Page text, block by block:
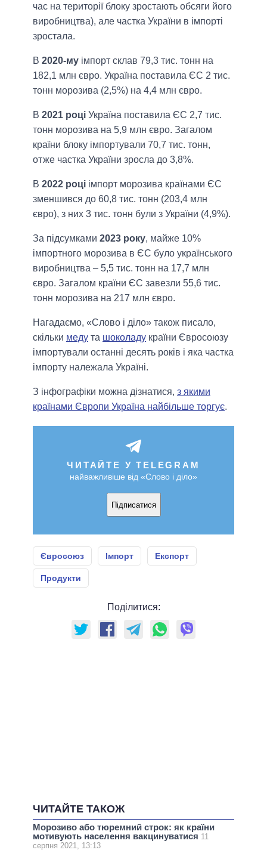
час на території блоку зростають обсяги його
виробництва), але частка України в імпорті
зростала.
В 2020-му імпорт склав 79,3 тис. тонн на
182,1 млн євро. Україна поставила ЄС 2 тис.
тонн морозива (2,5%) на 4,4 млн євро.
В 2021 році Україна поставила ЄС 2,7 тис.
тонн морозива на 5,9 млн євро. Загалом
країни блоку імпортували 70,7 тис. тонн,
отже частка України зросла до 3,8%.
В 2022 році імпорт морозива країнами ЄС
зменшився до 60,8 тис. тонн (203,4 млн
євро), з них 3 тис. тонн були з України (4,9%).
За підсумками 2023 року, майже 10%
імпортного морозива в ЄС було українського
виробництва – 5,5 тис. тонн на 17,7 млн
євро. Загалом країни ЄС завезли 55,6 тис.
тонн морозива на 217 млн євро.
Нагадаємо, «Слово і діло» також писало,
скільки меду та шоколаду країни Євросоюзу
імпортували останні десять років і яка частка
імпорту належала Україні.
З інфографіки можна дізнатися, з якими
країнами Європи Україна найбільше торгує.
ЧИТАЙТЕ У TELEGRAM
найважливіше від «Слово і діло»
Підписатися
Євросоюз Імпорт Експорт
Продукти
Поділитися:
ЧИТАЙТЕ ТАКОЖ
Морозиво або тюремний строк: як країни
мотивують населення вакцинуватися 11
серпня 2021, 13:13